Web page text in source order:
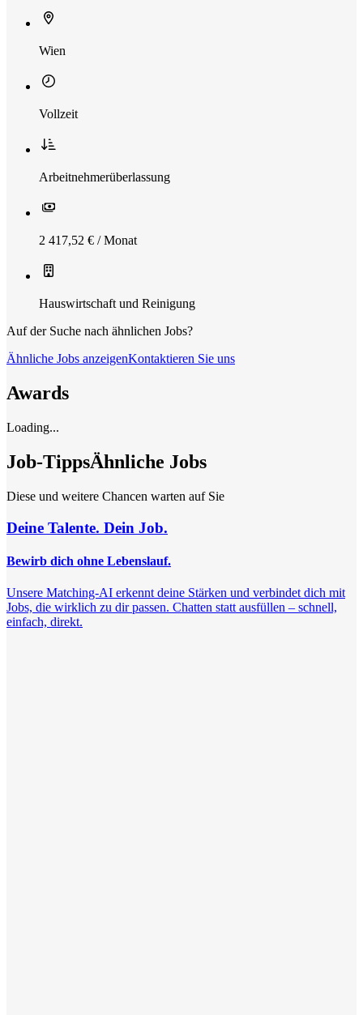
Wien
Vollzeit
Arbeitnehmerüberlassung
2 417,52 € / Monat
Hauswirtschaft und Reinigung
Auf der Suche nach ähnlichen Jobs?
Ähnliche Jobs anzeigenKontaktieren Sie uns
Awards
Loading...
Job-TippsÄhnliche Jobs
Diese und weitere Chancen warten auf Sie
Deine Talente. Dein Job.
Bewirb dich ohne Lebenslauf.
Unsere Matching-AI erkennt deine Stärken und verbindet dich mit
Jobs, die wirklich zu dir passen. Chatten statt ausfüllen – schnell,
einfach, direkt.